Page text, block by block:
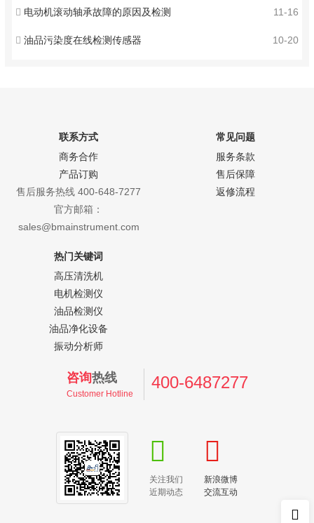
11-16
电动机滚动轴承故障的原因及检测
10-20
油品污染度在线检测传感器
联系方式
商务合作
产品订购
售后服务热线 400-648-7277
官方邮箱：
sales@bmainstrument.com
常见问题
服务条款
售后保障
返修流程
热门关键词
高压清洗机
电机检测仪
油品检测仪
油品净化设备
振动分析师
咨询热线
Customer Hotline
400-6487277
关注我们
近期动态
新浪微博
交流互动